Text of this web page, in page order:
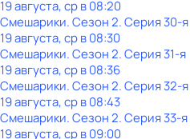
19 августа, ср в 08:20
Смешарики. Сезон 2. Серия 30-я
19 августа, ср в 08:30
Смешарики. Сезон 2. Серия 31-я
19 августа, ср в 08:36
Смешарики. Сезон 2. Серия 32-я
19 августа, ср в 08:43
Смешарики. Сезон 2. Серия 33-я
19 августа, ср в 09:00